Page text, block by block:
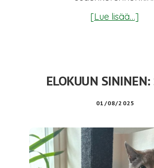
[Lue lisää…]
ELOKUUN SININEN:
01/08/2025